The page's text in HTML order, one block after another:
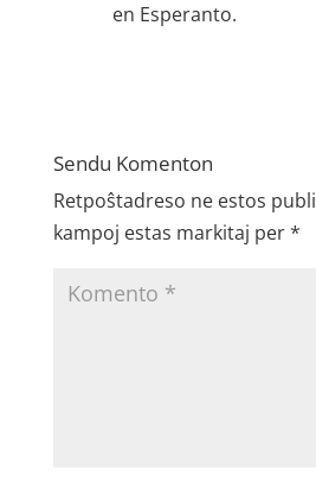
en Esperanto.
Sendu Komenton
Retpoŝtadreso ne estos
kampoj estas markitaj per*